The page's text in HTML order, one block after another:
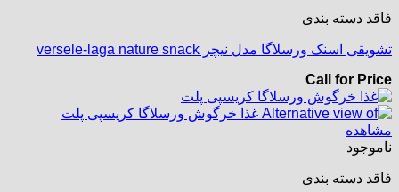
فاقد دسته بندی
تشویقی اسنک ورسلاگا مدل نیچر versele-laga nature snack
Call for Price
مشاهده
ناموجود
فاقد دسته بندی